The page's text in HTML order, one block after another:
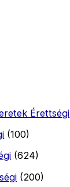
Érettségi
(100)
(624)
(200)